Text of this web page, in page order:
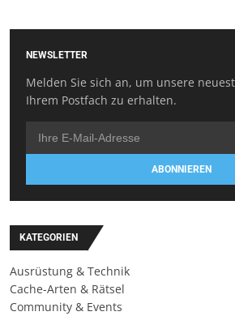
NEWSLETTER
Melden Sie sich an, um unsere
Ihrem Postfach zu erhalten.
ABONNIEREN
KATEGORIEN
Ausrüstung & Technik
Cache-Arten & Rätsel
Community & Events